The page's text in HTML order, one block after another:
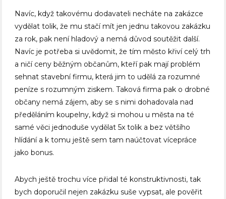
Navíc, když takovému dodavateli necháte na zakázce
vydělat tolik, že mu stačí mít jen jednu takovou zakázku
za rok, pak není hladový a nemá důvod soutěžit další.
Navíc je potřeba si uvědomit, že tím město křiví celý trh
a ničí ceny běžným občanům, kteří pak mají problém
sehnat stavební firmu, která jim to udělá za rozumné
peníze s rozumným ziskem. Taková firma pak o drobné
občany nemá zájem, aby se s nimi dohadovala nad
předěláním koupelny, když si mohou u města na té
samé věci jednoduše vydělat 5x tolik a bez většího
hlídání a k tomu ještě sem tam naúčtovat vícepráce
jako bonus.
Abych ještě trochu více přidal té konstruktivnosti, tak
bych doporučil nejen zakázku suše vypsat, ale pověřit